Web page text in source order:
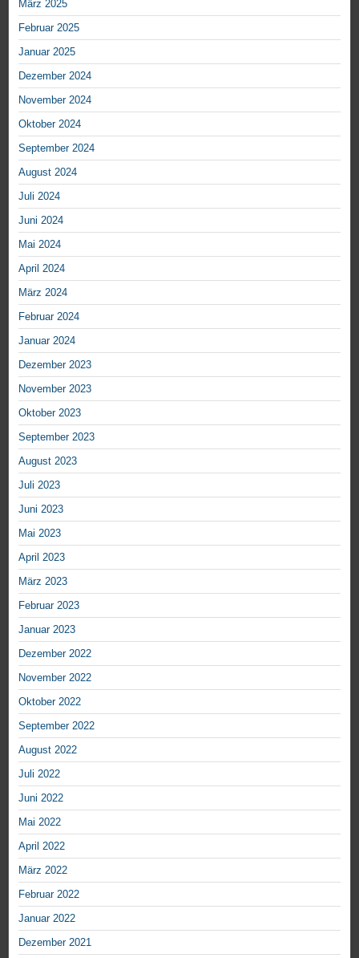
März 2025
Februar 2025
Januar 2025
Dezember 2024
November 2024
Oktober 2024
September 2024
August 2024
Juli 2024
Juni 2024
Mai 2024
April 2024
März 2024
Februar 2024
Januar 2024
Dezember 2023
November 2023
Oktober 2023
September 2023
August 2023
Juli 2023
Juni 2023
Mai 2023
April 2023
März 2023
Februar 2023
Januar 2023
Dezember 2022
November 2022
Oktober 2022
September 2022
August 2022
Juli 2022
Juni 2022
Mai 2022
April 2022
März 2022
Februar 2022
Januar 2022
Dezember 2021